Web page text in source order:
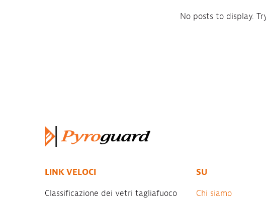
No posts to display.
LINK VELOCI
Classificazione dei vetri tagliafuoco
SU
Chi siamo